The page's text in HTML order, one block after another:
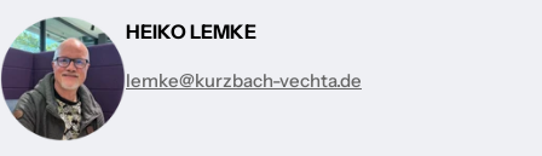
HEIKO LEMKE
lemke@kurzbach-vechta.de